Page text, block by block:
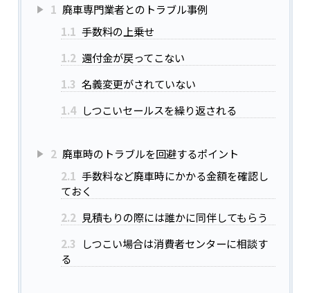
1 廃車専門業者とのトラブル事例
1.1 手数料の上乗せ
1.2 還付金が戻ってこない
1.3 名義変更がされていない
1.4 しつこいセールスを繰り返される
2 廃車時のトラブルを回避するポイント
2.1 手数料など廃車時にかかる金額を確認し
ておく
2.2 見積もりの際には誰かに同伴してもらう
2.3 しつこい場合は消費者センターに相談す
る